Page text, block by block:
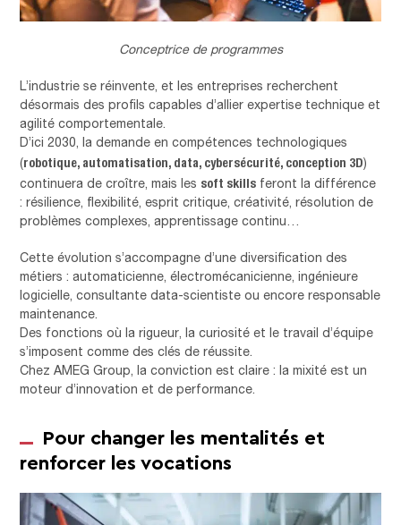
Conceptrice de programmes
L’industrie se réinvente, et les entreprises recherchent
désormais des profils capables d’allier expertise technique et
agilité comportementale.
D’ici 2030, la demande en compétences technologiques
(robotique, automatisation, data, cybersécurité, conception 3D)
continuera de croître, mais les soft skills feront la différence
: résilience, flexibilité, esprit critique, créativité, résolution de
problèmes complexes, apprentissage continu…
Cette évolution s’accompagne d’une diversification des
métiers : automaticienne, électromécanicienne, ingénieure
logicielle, consultante data-scientiste ou encore responsable
maintenance.
Des fonctions où la rigueur, la curiosité et le travail d’équipe
s’imposent comme des clés de réussite.
Chez AMEG Group, la conviction est claire : la mixité est un
moteur d’innovation et de performance.
Pour changer les mentalités et
renforcer les vocations